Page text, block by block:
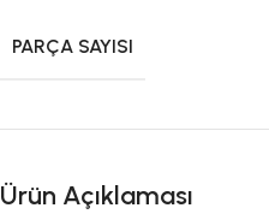
PARÇA SAYISI
Ürün Açıklaması